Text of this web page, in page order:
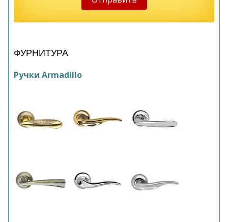
ФУРНИТУРА
Ручки Armadillo